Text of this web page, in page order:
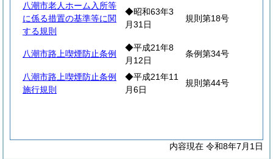
八潮市老人ホーム入所等
に係る措置の基準等に関
する規則
◆昭和63年3
月31日
規則第18号
八潮市路上喫煙防止条例
◆平成21年8
月12日
条例第34号
八潮市路上喫煙防止条例
施行規則
◆平成21年11
月6日
規則第44号
内容現在 令和8年7月1日